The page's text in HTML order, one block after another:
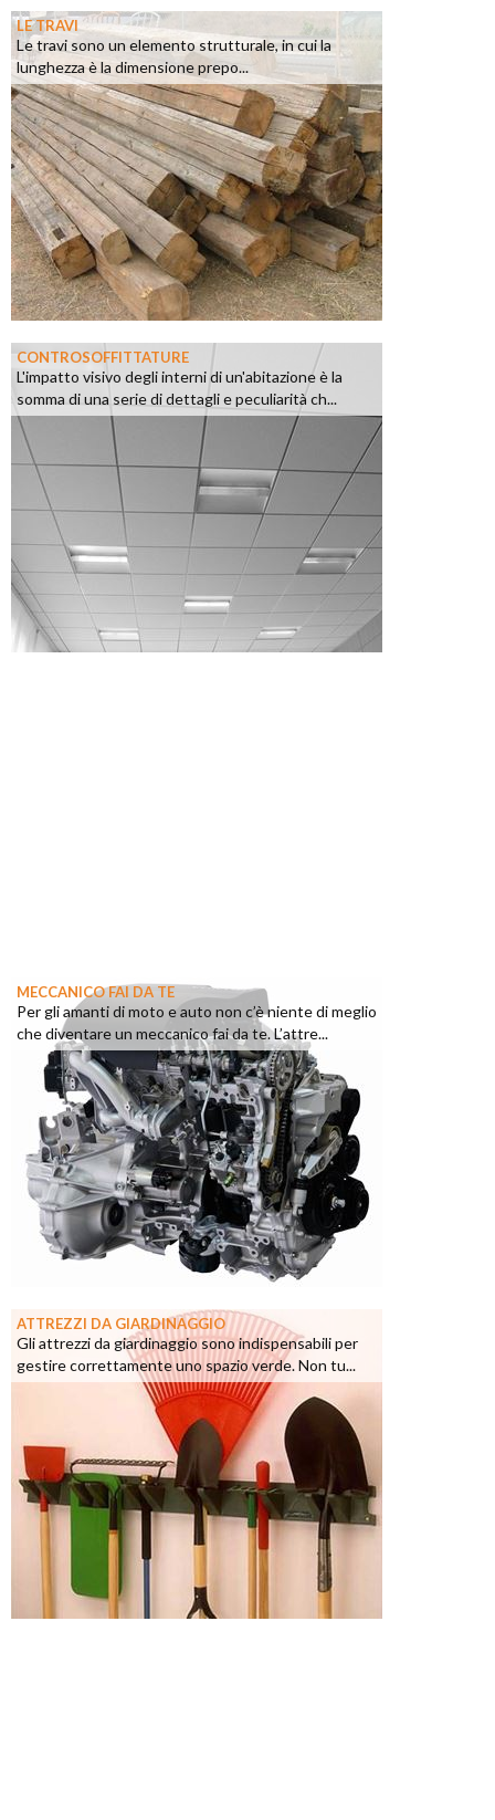
LE TRAVI
Le travi sono un elemento strutturale, in cui la
lunghezza è la dimensione prepo...
CONTROSOFFITTATURE
L'impatto visivo degli interni di un'abitazione è la
somma di una serie di dettagli e peculiarità ch...
MECCANICO FAI DA TE
Per gli amanti di moto e auto non c’è niente di meglio
che diventare un meccanico fai da te. L’attre...
ATTREZZI DA GIARDINAGGIO
Gli attrezzi da giardinaggio sono indispensabili per
gestire correttamente uno spazio verde. Non tu...